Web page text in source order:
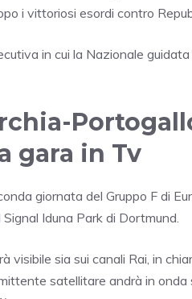
i vittoriosi esordi contro
in cui la Nazionale
gara in Tv
giornata del Gruppo F di
Iduna Park di Dortmund.
visibile sia sui canali Rai, in
satellitare andrà in